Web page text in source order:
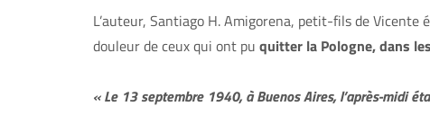
L’auteur, Santiago H. Amigorena, petit-fils de Vicente
douleur de ceux qui ont pu quitter la Pologne, dans
« Le 13 septembre 1940, à Buenos Aires, l’après-midi